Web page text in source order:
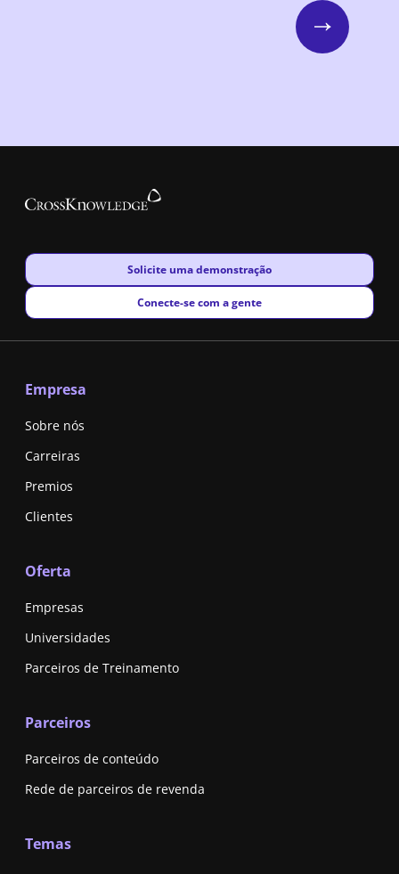
Next
New window
Solicite uma demonstração
New window
Conecte-se com a gente
Empresa
Sobre nós
Carreiras
Premios
Clientes
Oferta
Empresas
Universidades
Parceiros de Treinamento
Parceiros
Parceiros de conteúdo
Rede de parceiros de revenda
Temas